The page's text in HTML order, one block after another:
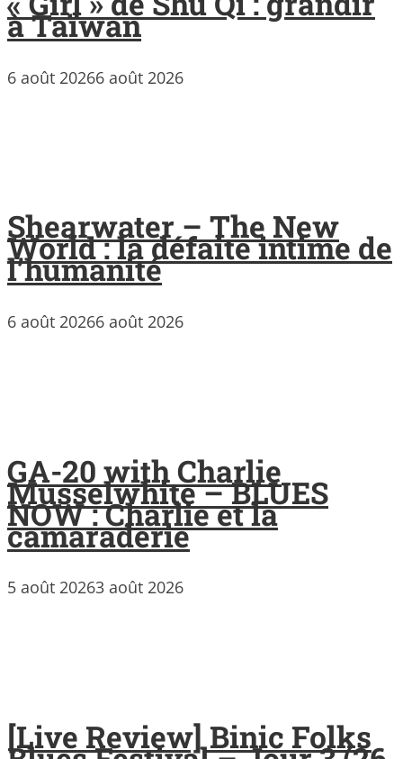
à Taïwan
6 août 20266 août 2026
Shearwater – The New
World : la défaite intime de
l’humanité
6 août 20266 août 2026
GA-20 with Charlie
Musselwhite – BLUES
NOW : Charlie et la
camaraderie
5 août 20263 août 2026
[Live Review] Binic Folks